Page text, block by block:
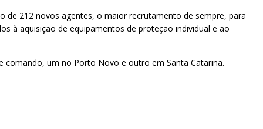
de 212 novos agentes, o maior recrutamento de sempre, para
à aquisição de equipamentos de proteção individual e ao
comando, um no Porto Novo e outro em Santa Catarina.